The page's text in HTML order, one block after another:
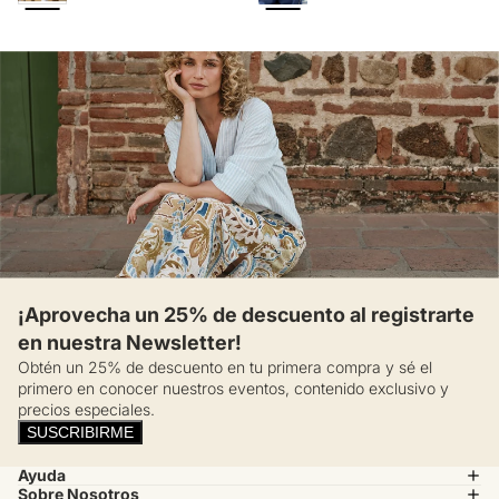
¡Aprovecha un 25% de descuento al registrarte
en nuestra Newsletter!
Obtén un 25% de descuento en tu primera compra y sé el
primero en conocer nuestros eventos, contenido exclusivo y
precios especiales.
SUSCRIBIRME
Ayuda
Sobre Nosotros